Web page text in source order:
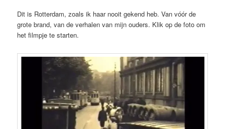
Dit is Rotterdam, zoals ik haar nooit gekend heb. Van vóór de
grote brand, van de verhalen van mijn ouders. Klik op de foto om
het filmpje te starten.